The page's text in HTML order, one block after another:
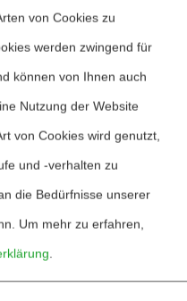
Folter-Fotos
Einzelnen
die von Anfang
Jetzt belegen
angeordnet
»extreme«
Post
von Cookies zu
werden zwingend für
können von Ihnen auch
Nutzung der Website
von Cookies wird genutzt,
und -verhalten zu
die Bedürfnisse unserer
Um mehr zu erfahren,
.